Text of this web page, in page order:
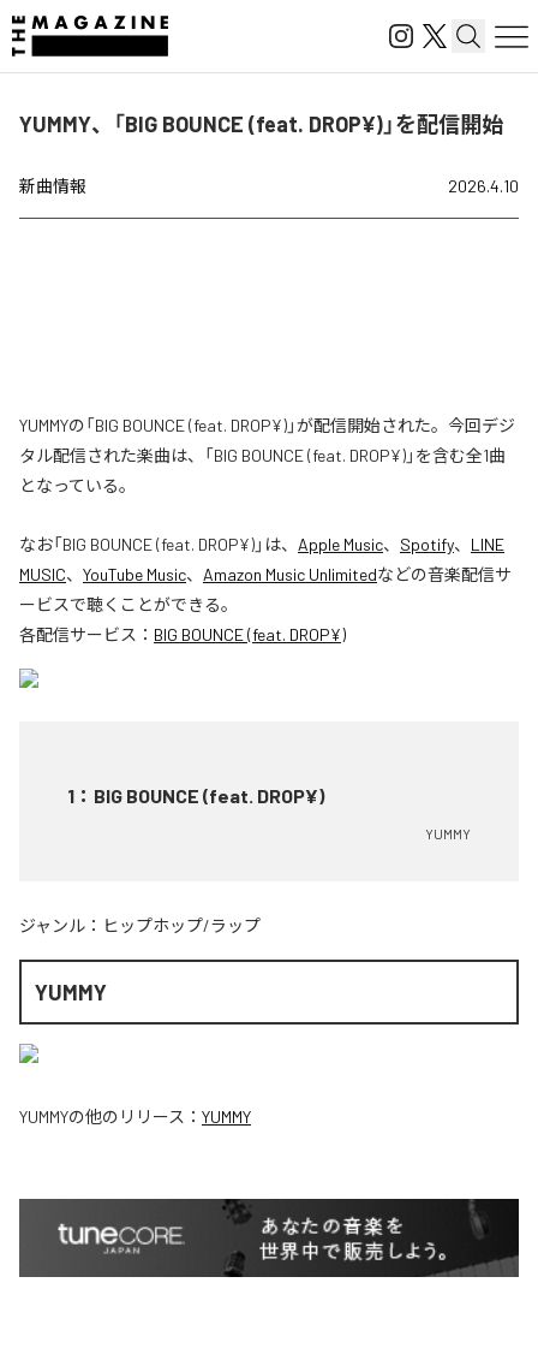
YUMMY、「BIG BOUNCE (feat. DROP¥)」を配信開始
新曲情報 2026.4.10
YUMMYの「BIG BOUNCE (feat. DROP¥)」が配信開始された。今回デジ
タル配信された楽曲は、「BIG BOUNCE (feat. DROP¥)」を含む全1曲
となっている。
なお「BIG BOUNCE (feat. DROP¥)」は、 Apple Music、 Spotify、 LINE
MUSIC、 YouTube Music、 Amazon Music Unlimitedなどの音楽配信サ
ービスで聴くことができる。
各配信サービス： BIG BOUNCE (feat. DROP¥)
1 ： BIG BOUNCE (feat. DROP¥)
YUMMY
ジャンル： ヒップホップ/ラップ
YUMMY
YUMMYの他のリリース： YUMMY